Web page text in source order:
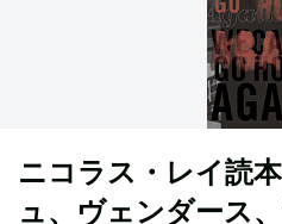
ニコラス・レイ読
ュ、ヴェンダース